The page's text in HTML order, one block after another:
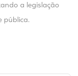
a legislação
pública.